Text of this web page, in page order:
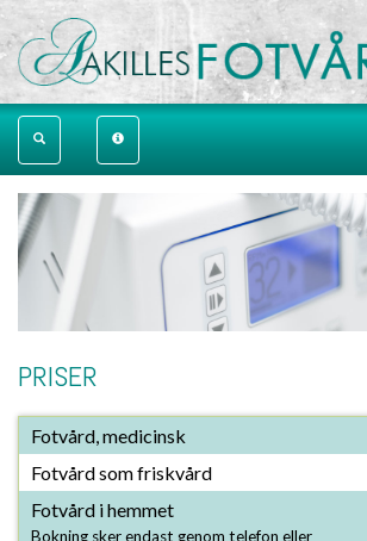
PRISER
Fotvård, medicinsk
Fotvård som friskvård
Fotvård i hemmet
Bokning sker endast genom telefon eller